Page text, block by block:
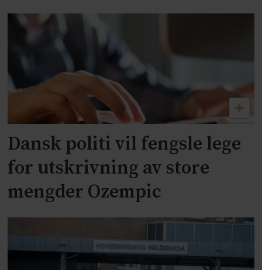
Dansk politi vil fengsle lege
for utskrivning av store
mengder Ozempic